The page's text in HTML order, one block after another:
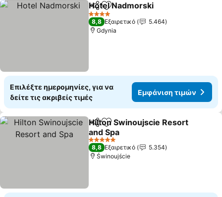
Κοινοποίηση
Προσθήκη στα αγαπημένα
Hotel Nadmorski
4 Αστέρια
8,8 Εξαιρετικό
5.464
Gdynia
Επιλέξτε ημερομηνίες, για να
δείτε τις ακριβείς τιμές
Εμφάνιση τιμών
Κοινοποίηση
Προσθήκη στα αγαπημένα
Hilton Swinoujscie Resort
and Spa
5 Αστέρια
8,8 Εξαιρετικό
5.354
Świnoujście